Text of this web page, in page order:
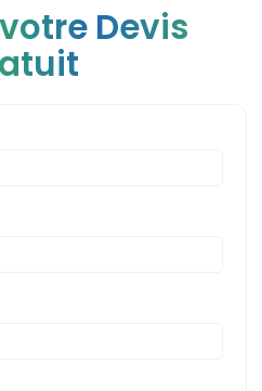
Devis